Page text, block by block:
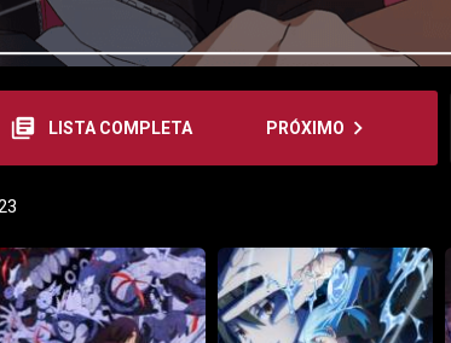
library_books LISTA COMPLETA PRÓXIMO navigate_next